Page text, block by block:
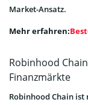
Market-Ansatz.
Mehr erfahren:
Robinhood
Finanzmärkte
Robinhood Chain ist